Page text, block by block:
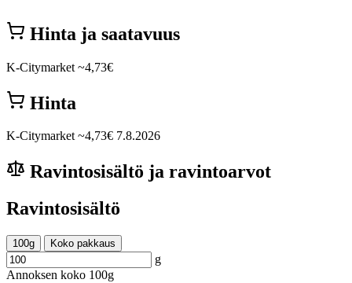
Hinta ja saatavuus
K-Citymarket ~4,73€
Hinta
K-Citymarket ~4,73€ 7.8.2026
Ravintosisältö ja ravintoarvot
Ravintosisältö
100g Koko pakkaus
g
Annoksen koko 100g